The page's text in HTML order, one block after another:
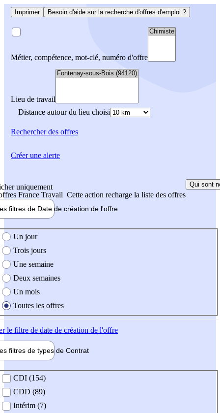
Imprimer Besoin d'aide sur la recherche d'offres d'emploi ?
Métier, compétence, mot-clé, numéro d'offre
Lieu de travail
Distance autour du lieu choisi
Rechercherdes offres
uniquement
France Travail Cette action recharge la liste des offres
Qui sont
filtres de Date de création de l'offre
création de l'offre
Un jour
Trois jours
Une semaine
Deux semaines
Un mois
Toutes les offres
le filtre de date de création de l'offre
filtres de types de Contrat
contrat
CDI (154)
CDD (89)
Intérim (7)
Créer une alerte